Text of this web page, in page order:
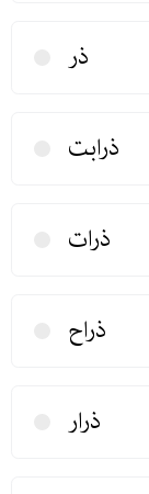
ذر
ذرابت
ذرات
ذراح
ذرار